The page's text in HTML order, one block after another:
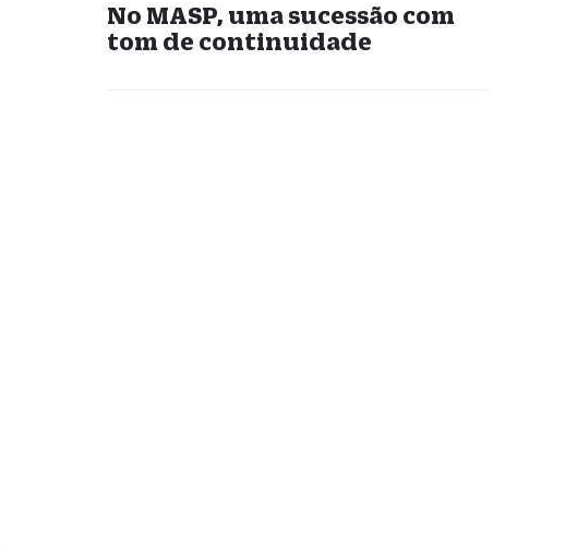
No MASP, uma sucessão com
tom de continuidade